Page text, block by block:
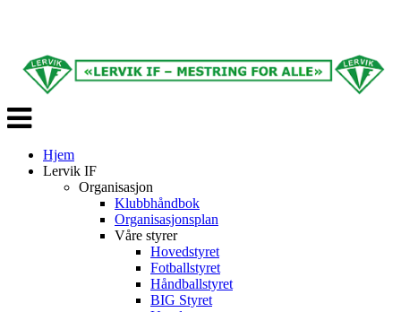
Veksle
navigasjon
Hjem
Lervik IF
Organisasjon
Klubbhåndbok
Organisasjonsplan
Våre styrer
Hovedstyret
Fotballstyret
Håndballstyret
BIG Styret